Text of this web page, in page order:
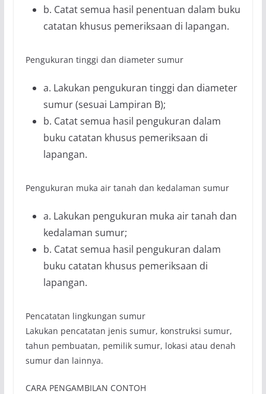
b. Catat semua hasil penentuan dalam buku
catatan khusus pemeriksaan di lapangan.
Pengukuran tinggi dan diameter sumur
a. Lakukan pengukuran tinggi dan diameter
sumur (sesuai Lampiran B);
b. Catat semua hasil pengukuran dalam
buku catatan khusus pemeriksaan di
lapangan.
Pengukuran muka air tanah dan kedalaman sumur
a. Lakukan pengukuran muka air tanah dan
kedalaman sumur;
b. Catat semua hasil pengukuran dalam
buku catatan khusus pemeriksaan di
lapangan.
Pencatatan lingkungan sumur
Lakukan pencatatan jenis sumur, konstruksi sumur,
tahun pembuatan, pemilik sumur, lokasi atau denah
sumur dan lainnya.
CARA PENGAMBILAN CONTOH